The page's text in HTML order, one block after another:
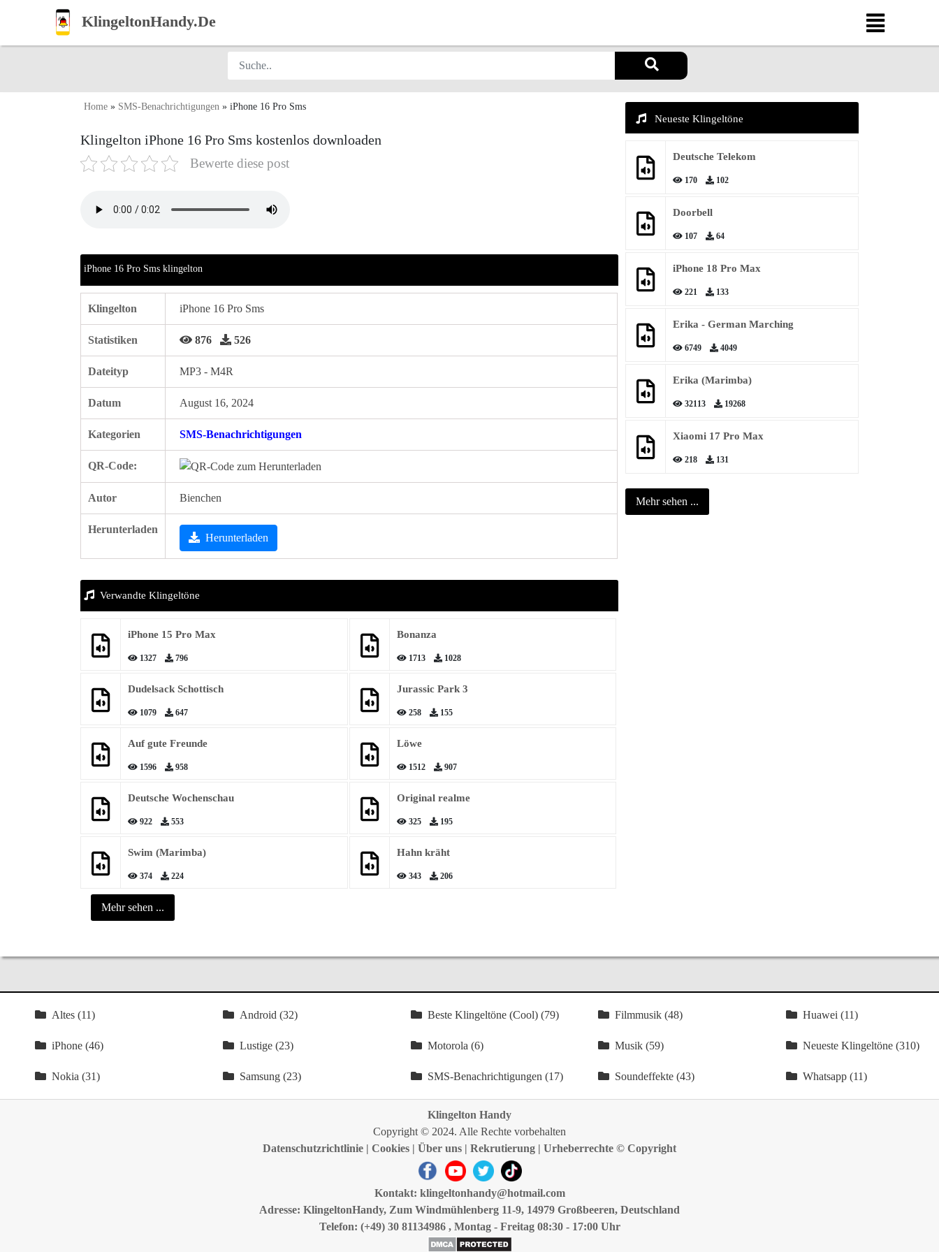
KlingeltonHandy.De
Home » SMS-Benachrichtigungen » iPhone 16 Pro Sms
Klingelton iPhone 16 Pro Sms kostenlos downloaden
Bewerte diese post
iPhone 16 Pro Sms klingelton
Klingelton iPhone 16 Pro Sms
Statistiken 876 526
Dateityp MP3 - M4R
Datum August 16, 2024
Kategorien SMS-Benachrichtigungen
QR-Code:
Autor Bienchen
Herunterladen
Herunterladen
Verwandte Klingeltöne
iPhone 15 Pro Max
1327 796
Bonanza
1713 1028
Dudelsack Schottisch
1079 647
Jurassic Park 3
258 155
Auf gute Freunde
1596 958
Löwe
1512 907
Deutsche Wochenschau
922 553
Original realme
325 195
Swim (Marimba)
374 224
Hahn kräht
343 206
Mehr sehen ...
Neueste Klingeltöne
Deutsche Telekom
170 102
Doorbell
107 64
iPhone 18 Pro Max
221 133
Erika - German Marching
6749 4049
Erika (Marimba)
32113 19268
Xiaomi 17 Pro Max
218 131
Mehr sehen ...
Altes (11) Android (32) Beste Klingeltöne (Cool) (79) Filmmusik (48) Huawei (11)
iPhone (46) Lustige (23) Motorola (6) Musik (59) Neueste Klingeltöne (310)
Nokia (31) Samsung (23) SMS-Benachrichtigungen (17) Soundeffekte (43) Whatsapp (11)
Klingelton Handy
Copyright © 2024. Alle Rechte vorbehalten
Datenschutzrichtlinie | Cookies | Über uns | Rekrutierung | Urheberrechte © Copyright
Kontakt: klingeltonhandy@hotmail.com
Adresse: KlingeltonHandy, Zum Windmühlenberg 11-9, 14979 Großbeeren, Deutschland
Telefon: (+49) 30 81134986 , Montag - Freitag 08:30 - 17:00 Uhr